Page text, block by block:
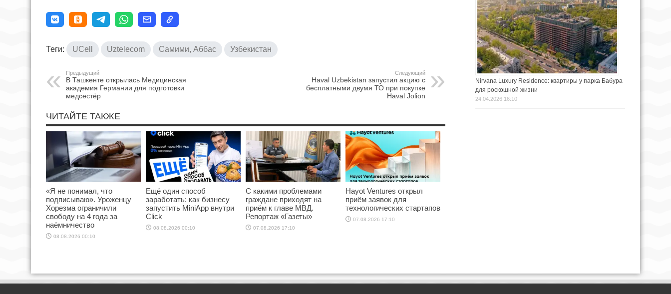
Теги: UCell Uztelecom Самими, Аббас Узбекистан
Предыдущий
В Ташкенте открылась Медицинская
академия Германии для подготовки
медсестёр
Следующий
Haval Uzbekistan запустил акцию с
бесплатными двумя ТО при покупке
Haval Jolion
ЧИТАЙТЕ ТАКЖЕ
«Я не понимал, что
подписываю». Уроженцу
Хорезма ограничили
свободу на 4 года за
наёмничество
08.08.2026 00:10
Ещё один способ
заработать: как бизнесу
запустить MiniApp внутри
Click
08.08.2026 00:10
С какими проблемами
граждане приходят на
приём к главе МВД.
Репортаж «Газеты»
07.08.2026 17:10
Hayot Ventures открыл
приём заявок для
технологических стартапов
07.08.2026 17:10
Nirvana Luxury Residence: квартиры у парка Бабура
для роскошной жизни
24.04.2026 16:10